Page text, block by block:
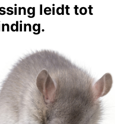
leidt tot